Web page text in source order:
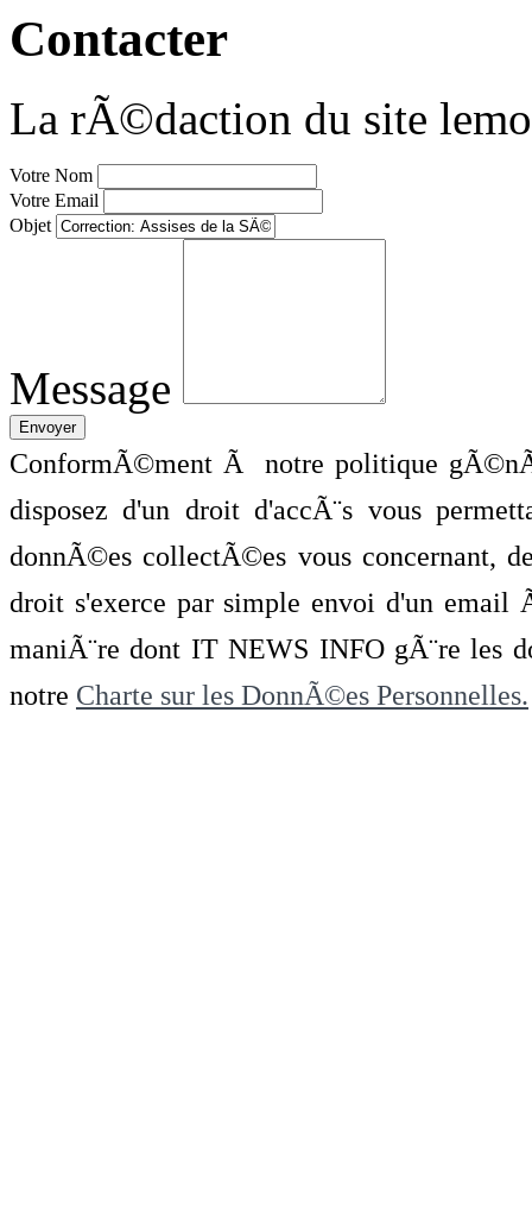
Contacter
La rÃ©daction du site
Votre Nom
Votre Email
Objet
Message
ConformÃ©ment Ã notre politique
disposez d'un droit d'accÃ¨s vous
donnÃ©es collectÃ©es vous concernant,
droit s'exerce par simple envoi d'un
maniÃ¨re dont IT NEWS INFO gÃ¨re les
notre Charte sur les DonnÃ©es Personnelles.